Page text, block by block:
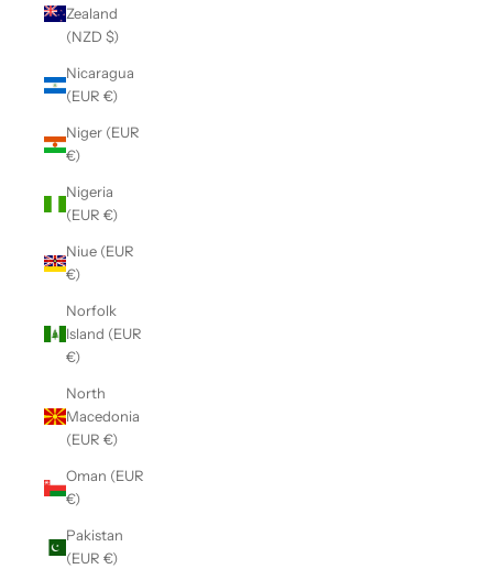
Zealand
(NZD $)
Nicaragua
(EUR €)
Niger (EUR
€)
Nigeria
(EUR €)
Niue (EUR
€)
Norfolk
Island (EUR
€)
North
Macedonia
(EUR €)
Oman (EUR
€)
Pakistan
(EUR €)